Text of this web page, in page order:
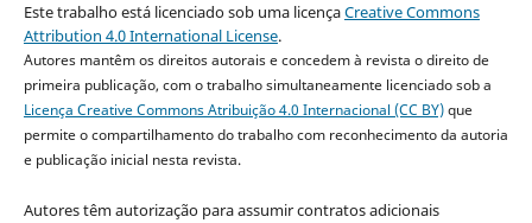
Este trabalho está licenciado sob uma licençaCreative Commons
Attribution 4.0 International License.
Autores mantêm os direitos autorais e concedem à revista o direito de
primeira publicação, com o trabalho simultaneamente licenciado sob a
Licença Creative Commons Atribuição 4.0 Internacional (CC BY)que
permite o compartilhamento do trabalho com reconhecimento da autoria
e publicação inicial nesta revista.
Autores têm autorização para assumir contratos adicionais